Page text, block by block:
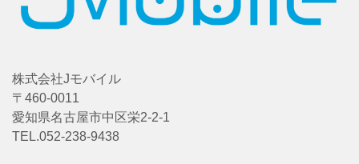
株式会社Jモバイル
〒460-0011
愛知県名古屋市中区栄2-2-1
TEL.052-238-9438